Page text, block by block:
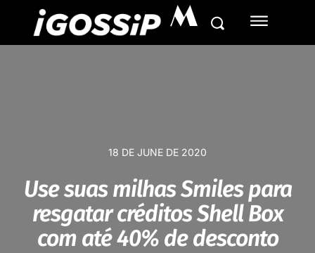
M
18 DE JUNE DE 2020
Use suas milhas Smiles para
resgatar créditos Shell Box
com até 40% de desconto